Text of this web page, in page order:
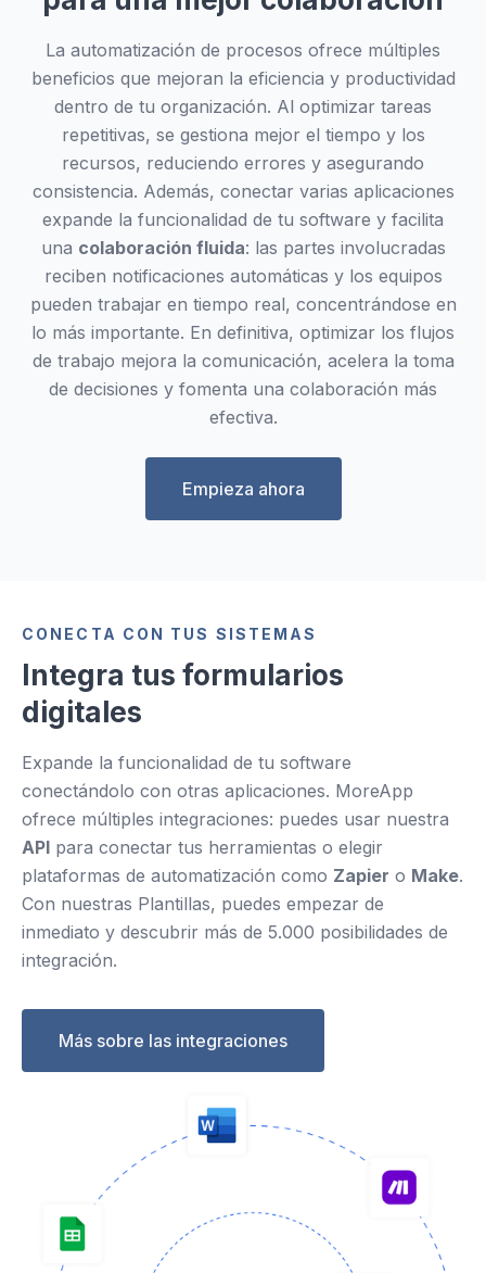
La automatización de procesos ofrece múltiples
beneficios que mejoran la eficiencia y productividad
dentro de tu organización. Al optimizar tareas
repetitivas, se gestiona mejor el tiempo y los
recursos, reduciendo errores y asegurando
consistencia. Además, conectar varias aplicaciones
expande la funcionalidad de tu software y facilita
una colaboración fluida: las partes involucradas
reciben notificaciones automáticas y los equipos
pueden trabajar en tiempo real, concentrándose en
lo más importante. En definitiva, optimizar los flujos
de trabajo mejora la comunicación, acelera la toma
de decisiones y fomenta una colaboración más
efectiva.
Empieza ahora
CONECTA CON TUS SISTEMAS
Integra tus formularios
digitales
Expande la funcionalidad de tu software
conectándolo con otras aplicaciones. MoreApp
ofrece múltiples integraciones: puedes usar nuestra
API para conectar tus herramientas o elegir
plataformas de automatización como Zapier o Make.
Con nuestras Plantillas, puedes empezar de
inmediato y descubrir más de 5.000 posibilidades de
integración.
Más sobre las integraciones